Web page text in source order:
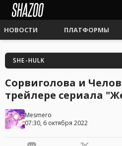
НОВОСТИ ПЛАТФОРМЫ
SHE-HULK
Сорвиголова и
трейлере сериала
Mesmero
07:30, 6 октября 2022